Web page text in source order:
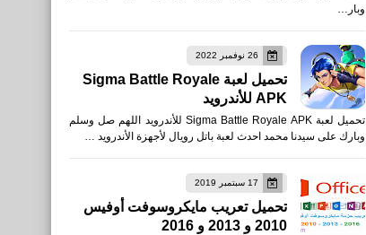
وبار…
26 نوفمبر 2022
تحميل لعبة Sigma Battle Royale
APK للأندرويد
تحميل لعبة Sigma Battle Royale APK للأندرويد اللهم صل وسلم
وبارك على سيدنا محمد احدث لعبة باتل رويال لأجهزة الأندرويد …
17 سبتمبر 2019
تحميل تعريب مايكروسوفت أوفيس
2010 و 2013 و 2016
فيسبوك، إنستغرام، لينكدإن،
تيك توك، تويتر Content
creation
نطبيقات